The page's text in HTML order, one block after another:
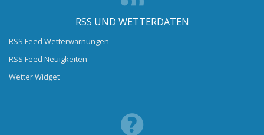
RSS UND WETTERDATEN
RSS Feed Wetterwarnungen
RSS Feed Neuigkeiten
Wetter Widget